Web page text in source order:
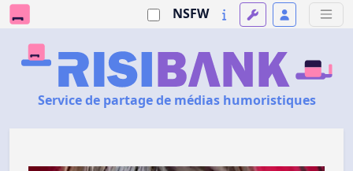
NSFW
Service de partage de médias humoristiques